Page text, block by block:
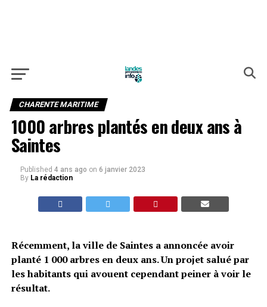
CHARENTE MARITIME
1000 arbres plantés en deux ans à
Saintes
Published 4 ans ago on 6 janvier 2023
By La rédaction
Récemment, la ville de Saintes a annoncée avoir
planté 1 000 arbres en deux ans. Un projet salué par
les habitants qui avouent cependant peiner à voir le
résultat.